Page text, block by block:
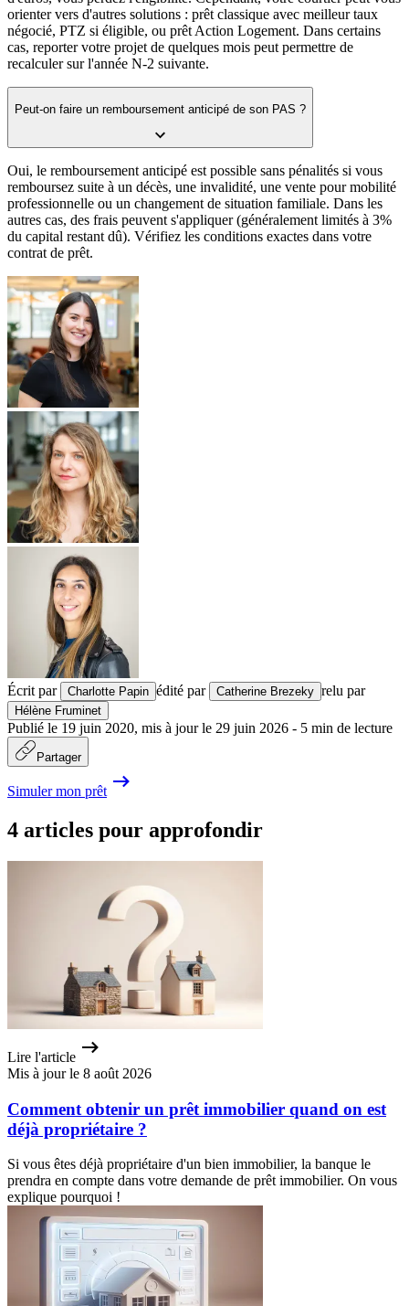
orienter vers d'autres solutions : prêt classique avec meilleur taux
négocié, PTZ si éligible, ou prêt Action Logement. Dans certains
cas, reporter votre projet de quelques mois peut permettre de
recalculer sur l'année N-2 suivante.
Peut-on faire un remboursement anticipé de son PAS ?
Oui, le remboursement anticipé est possible sans pénalités si vous
remboursez suite à un décès, une invalidité, une vente pour mobilité
professionnelle ou un changement de situation familiale. Dans les
autres cas, des frais peuvent s'appliquer (généralement limités à 3%
du capital restant dû). Vérifiez les conditions exactes dans votre
contrat de prêt.
Écrit par Charlotte Papin édité par Catherine Brezeky relu par
Hélène Fruminet
Publié le 19 juin 2020, mis à jour le 29 juin 2026 - 5 min de lecture
Partager
Simuler mon prêt
4 articles pour approfondir
Lire l'article
Mis à jour le 8 août 2026
Comment obtenir un prêt immobilier quand on est
déjà propriétaire ?
Si vous êtes déjà propriétaire d'un bien immobilier, la banque le
prendra en compte dans votre demande de prêt immobilier. On vous
explique pourquoi !